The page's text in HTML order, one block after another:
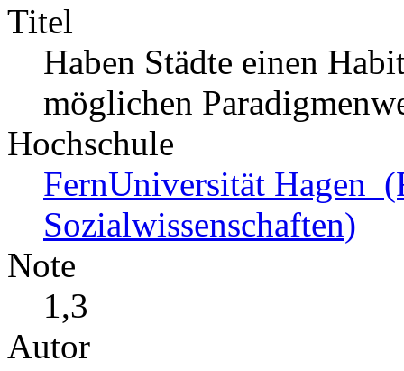
Titel
Haben Städte einen
möglichen
Hochschule
FernUniversität Hagen
Sozialwissenschaften)
Note
1,3
Autor